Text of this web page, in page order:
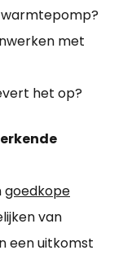
warmtepomp?
met
het op?
goedkope
van
een uitkomst